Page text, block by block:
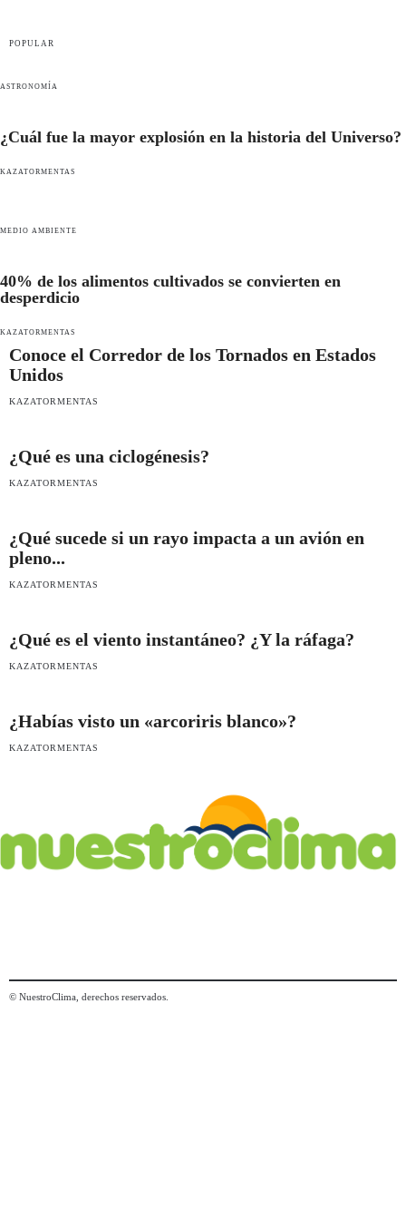
POPULAR
ASTRONOMÍA
¿Cuál fue la mayor explosión en la historia del Universo?
KAZATORMENTAS
MEDIO AMBIENTE
40% de los alimentos cultivados se convierten en
desperdicio
KAZATORMENTAS
Conoce el Corredor de los Tornados en Estados
Unidos
KAZATORMENTAS
¿Qué es una ciclogénesis?
KAZATORMENTAS
¿Qué sucede si un rayo impacta a un avión en
pleno...
KAZATORMENTAS
¿Qué es el viento instantáneo? ¿Y la ráfaga?
KAZATORMENTAS
¿Habías visto un «arcoriris blanco»?
KAZATORMENTAS
© NuestroClima, derechos reservados.